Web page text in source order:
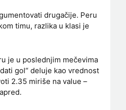
drugačije. Peru
timu, razlika u klasi je
je u poslednjim mečevima
gol“ deluje kao vrednost
2.35 miriše na value –